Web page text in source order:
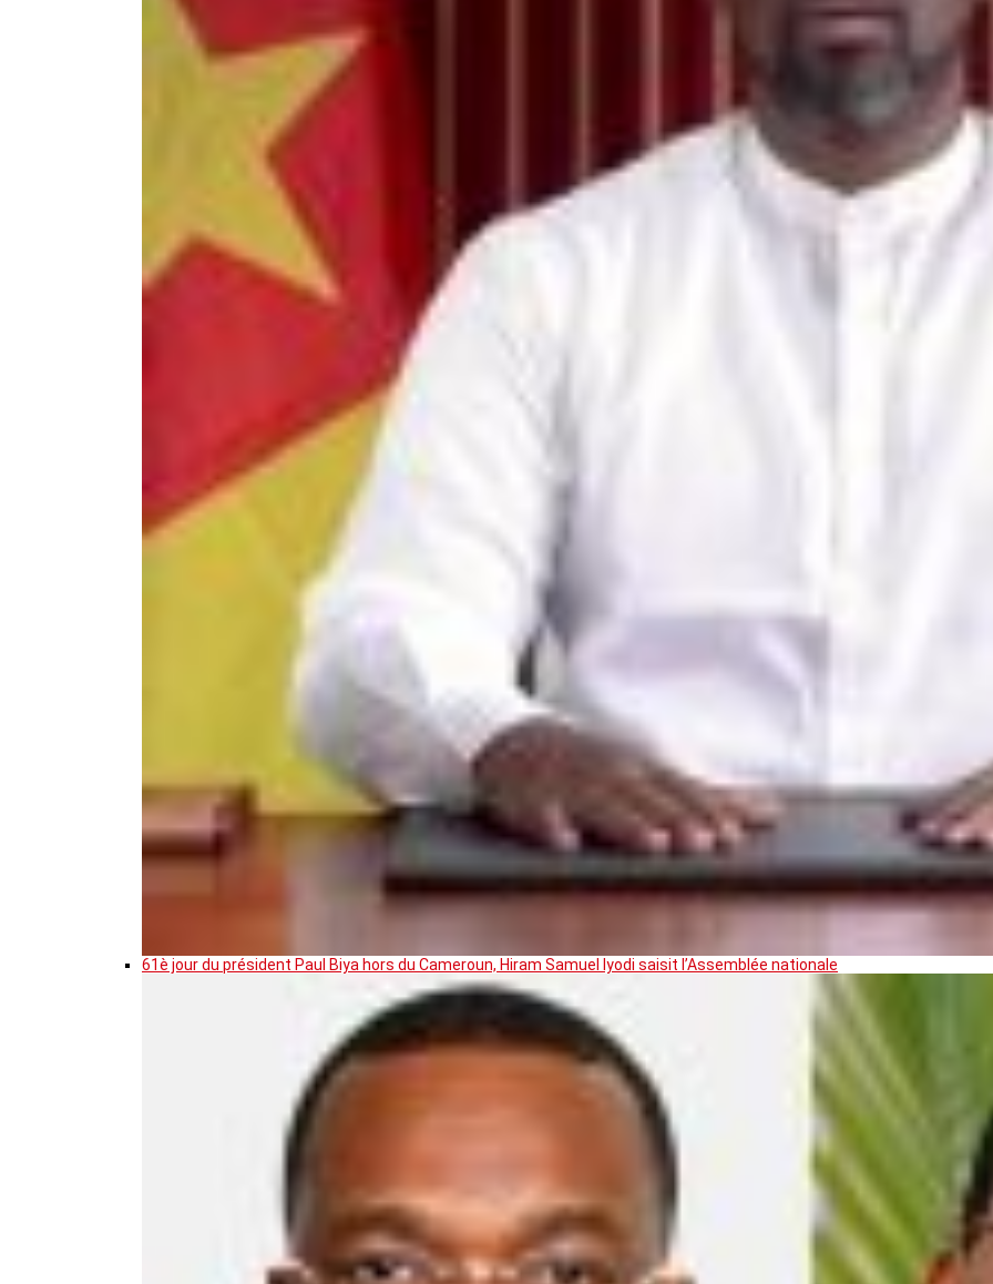
61è jour du président Paul Biya hors du Cameroun, Hiram Samuel Iyodi saisit l’Assemblée nationale